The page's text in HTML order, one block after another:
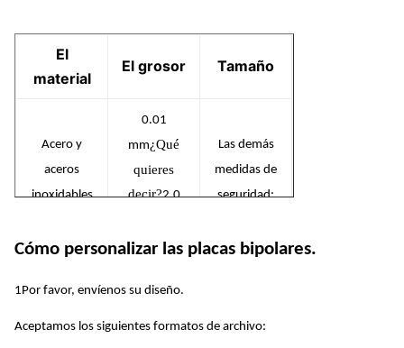
El
material
El grosor Tamaño
Acero y
aceros
inoxidables
0.01
mm¿Qué
quieres
decir?2.0
Las demás
medidas de
seguridad:
partidas del
presente
mm¿Qué
decir?
Se trata de
Cómo personalizar las placas bipolares.
1Por favor, envíenos su diseño.
Aceptamos los siguientes formatos de archivo: